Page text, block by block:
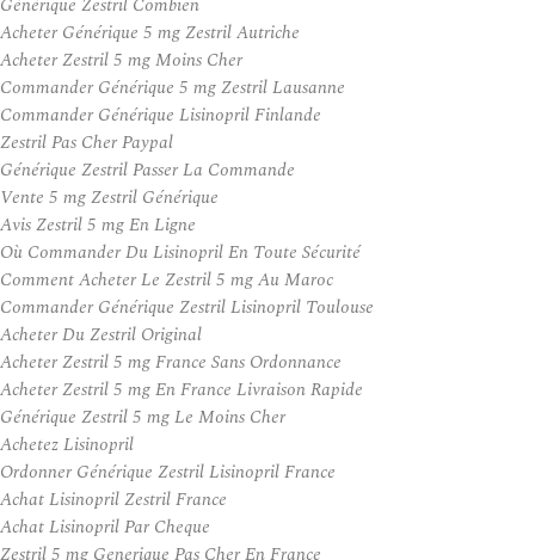
Acheter Générique 5 mg Zestril Autriche
Acheter Zestril 5 mg Moins Cher
Commander Générique 5 mg Zestril Lausanne
Commander Générique Lisinopril Finlande
Zestril Pas Cher Paypal
Générique Zestril Passer La Commande
Vente 5 mg Zestril Générique
Avis Zestril 5 mg En Ligne
Où Commander Du Lisinopril En Toute Sécurité
Comment Acheter Le Zestril 5 mg Au Maroc
Commander Générique Zestril Lisinopril Toulouse
Acheter Du Zestril Original
Acheter Zestril 5 mg France Sans Ordonnance
Acheter Zestril 5 mg En France Livraison Rapide
Générique Zestril 5 mg Le Moins Cher
Achetez Lisinopril
Ordonner Générique Zestril Lisinopril France
Achat Lisinopril Zestril France
Achat Lisinopril Par Cheque